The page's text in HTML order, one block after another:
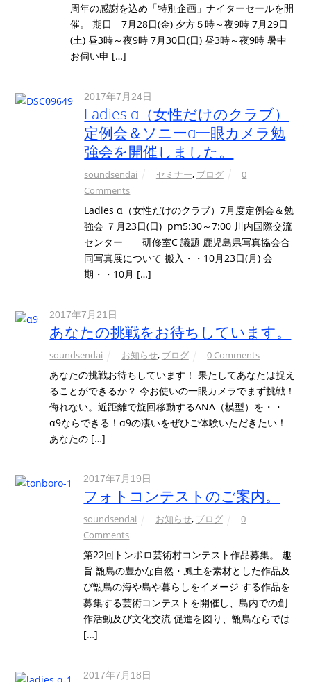
周年の感謝を込め「特別企画」ナイターセールを開
催。 期日 7月28日(金) 夕方５時～夜9時 7月29日
(土) 昼3時～夜9時 7月30日(日) 昼3時～夜9時 暑中
お伺い申 […]
2017年7月24日
Ladies α（女性だけのクラブ）
定例会＆ソニーα一眼カメラ勉
強会を開催しました。
soundsendai セミナー, ブログ
0
Comments
Ladies α（女性だけのクラブ）7月度定例会＆勉
強会 ７月23日(日) pm5:30～7:00 川内国際交流
センター 研修室C 議題 鹿児島県写真協会合
同写真展について 搬入・・10月23日(月) 会
期・・10月 […]
2017年7月21日
あなたの挑戦をお待ちしています。
soundsendai お知らせ, ブログ 0 Comments
あなたの挑戦お待ちしています！ 果たしてあなたは捉え
ることができるか？ 今お使いの一眼カメラでまず挑戦！
侮れない。近距離で旋回移動するANA（模型）を・・
α9ならできる！α9の凄いをぜひご体験いただきたい！
あなたの […]
2017年7月19日
フォトコンテストのご案内。
soundsendai お知らせ, ブログ
0
Comments
第22回トンボロ芸術村コンテスト作品募集。 趣
旨 甑島の豊かな自然・風土を素材とした作品及
び甑島の海や島や暮らしをイメージ する作品を
募集する芸術コンテストを開催し、島内での創
作活動及び文化交流 促進を図り、甑島ならでは
[…]
2017年7月18日